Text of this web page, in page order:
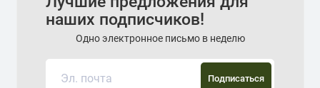
наших подписчиков!
Одно электронное письмо в неделю
Подписаться